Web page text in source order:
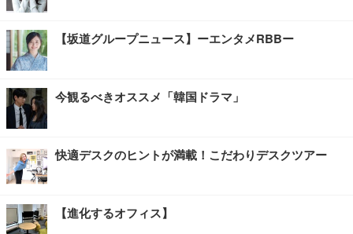
【坂道グループニュース】ーエンタメRBBー
今観るべきオススメ「韓国ドラマ」
快適デスクのヒントが満載！こだわりデスクツアー
【進化するオフィス】